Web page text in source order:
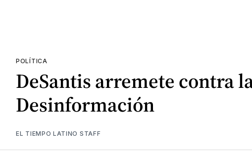
POLÍTICA
DeSantis arremete contra
Desinformación
EL TIEMPO LATINO STAFF